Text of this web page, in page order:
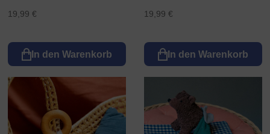
19,99 €
In den Warenkorb
19,99 €
In den Warenkorb